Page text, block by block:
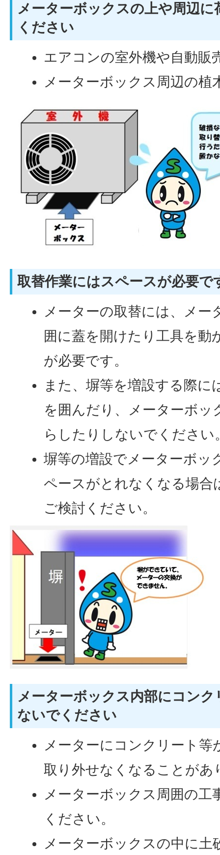
メーターボックスの上や周辺に
ください
エアコンの室外機や自動販
メーターボックス周辺の植
取替作業にはスペースが必要で
メーターの取替には、メー
囲に蓋を開けたり工具を動
が必要です。
また、塀等を増設する際に
を囲んだり、メーターボッ
らしたりしないでください
塀等の増設でメーターボッ
ペースがとれなくなる場合
ご検討ください。
メーターボックス内部にコン
ないでください
メーターにコンクリート等
取り外せなくなることがあ
メーターボックス周囲の工
ください。
メーターボックスの中に